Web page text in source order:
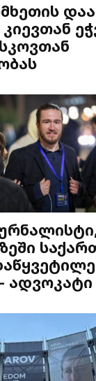
ადვოკატი